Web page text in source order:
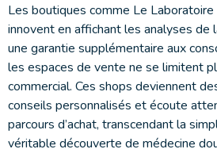
Les boutiques comme Le
innovent en affichant les analyses de
une garantie supplémentaire aux
les espaces de vente ne se limitent
commercial. Ces shops deviennent
conseils personnalisés et écoute
parcours d’achat, transcendant la
véritable découverte de médecine